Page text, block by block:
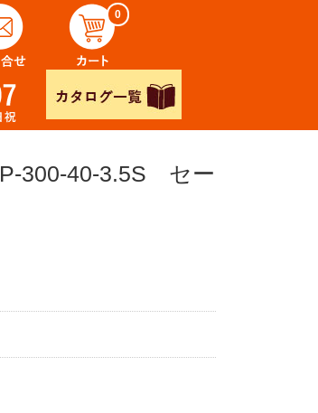
0
300-40-3.5S セー